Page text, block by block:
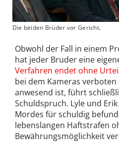
Die beiden Brüder vor Gericht.
Obwohl der Fall in einem
hat jeder Bruder eine
Verfahren endet ohne
bei dem Kameras
anwesend ist, führt
Schuldspruch. Lyle und
Mordes für schuldig
lebenslangen Haftstrafen
Bewährungsmöglichkeit